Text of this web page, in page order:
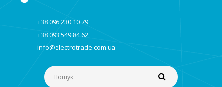
+38 096 230 10 79
+38 093 549 84 62
info@electrotrade.com.ua